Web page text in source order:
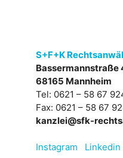
S+F+K
Bassermannstraße
68165 Mannheim
Tel: 0621 – 58 67
Fax: 0621 – 58 67
kanzlei@sfk-
Instagram Linkedin